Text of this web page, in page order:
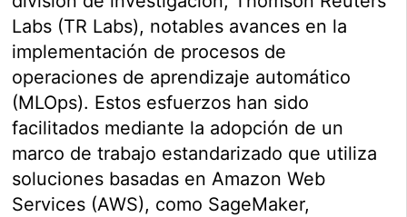
Labs (TR Labs), notables avances en la
implementación de procesos de
operaciones de aprendizaje automático
(MLOps). Estos esfuerzos han sido
facilitados mediante la adopción de un
marco de trabajo estandarizado que utiliza
soluciones basadas en Amazon Web
Services (AWS), como SageMaker,